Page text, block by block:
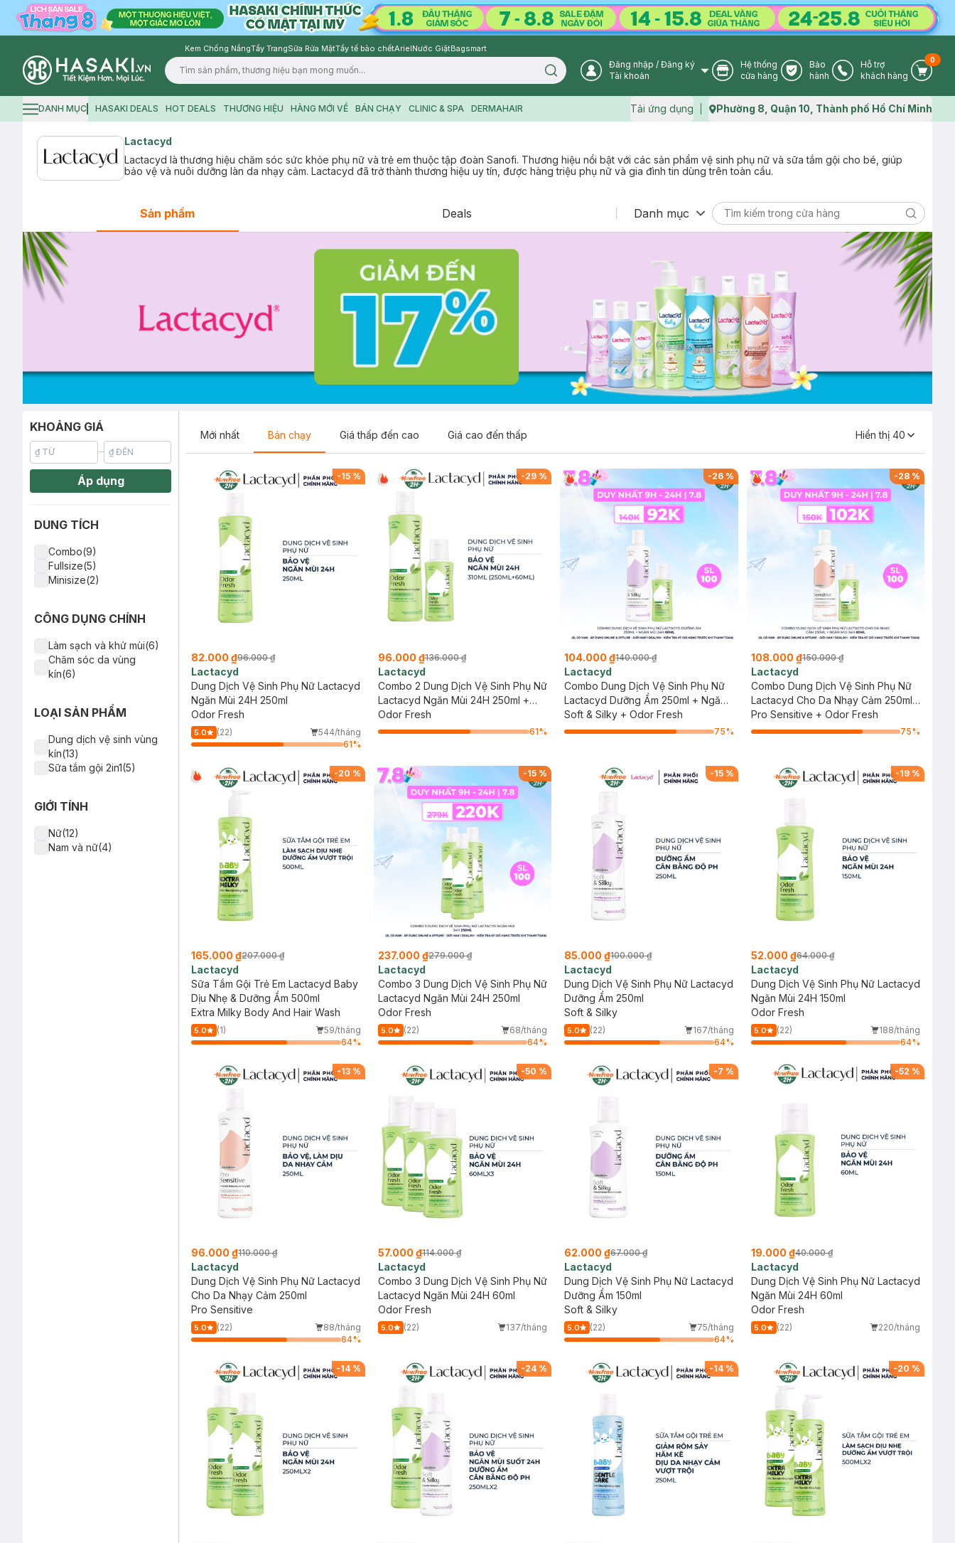
Kem Chống NắngTẩy TrangSữa Rửa MặtTẩy tế bào chếtArielNước GiặtBagsmart
Logo
Search icon User Icon
Đăng nhập / Đăng ký
Tài khoản
Store Icon
Hệ thống
cửa hàng
Warranty Icon
Bảo
hành
Phone Icon
Hỗ trợ
khách hàng
Cart
0
Hamburger icon
DANH MỤC HASAKI DEALS HOT DEALS THƯƠNG HIỆU HÀNG MỚI VỀ BÁN CHẠY CLINIC & SPA DERMAHAIR Tải ứng dụng Map icon
Phường 8, Quận 10, Thành phố Hồ Chí Minh
Lactacyd
Lactacyd là thương hiệu chăm sóc sức khỏe phụ nữ và trẻ em thuộc tập đoàn Sanofi. Thương hiệu nổi bật với các sản phẩm vệ sinh phụ nữ và sữa tắm gội cho bé, giúp
bảo vệ và nuôi dưỡng làn da nhạy cảm. Lactacyd đã trở thành thương hiệu uy tín, được hàng triệu phụ nữ và gia đình tin dùng trên toàn cầu.
Sản phẩm Deals Danh mục Search
KHOẢNG GIÁ
Áp dụng
DUNG TÍCH
Combo(9)
Fullsize(5)
Minisize(2)
CÔNG DỤNG CHÍNH
Làm sạch và khử mùi(6)
Chăm sóc da vùng
kín(6)
LOẠI SẢN PHẨM
Dung dịch vệ sinh vùng
kín(13)
Sữa tắm gội 2in1(5)
GIỚI TÍNH
Nữ(12)
Nam và nữ(4)
Mới nhất Bán chạy Giá thấp đến cao Giá cao đến thấp Hiển thị 40
-15%
82.000 ₫96.000 ₫
Lactacyd
Dung Dịch Vệ Sinh Phụ Nữ Lactacyd
Ngăn Mùi 24H 250ml
Odor Fresh
5.0 (22)
544/tháng
61%
-29 %
96.000 ₫136.000 ₫
Lactacyd
Combo 2 Dung Dịch Vệ Sinh Phụ Nữ
Lactacyd Ngăn Mùi 24H 250ml +
60ml
Odor Fresh
61%
-26%
104.000 ₫140.000 ₫
Lactacyd
Combo Dung Dịch Vệ Sinh Phụ Nữ
Lactacyd Dưỡng Ẩm 250ml + Ngăn
Mùi 24H 60ml
Soft & Silky + Odor Fresh
75%
-28 %
108.000 ₫150.000 ₫
Lactacyd
Combo Dung Dịch Vệ Sinh Phụ Nữ
Lactacyd Cho Da Nhạy Cảm 250ml
+ Ngăn Mùi 24H 60ml
Pro Sensitive + Odor Fresh
75%
-20 %
165.000 ₫207.000 ₫
Lactacyd
Sữa Tắm Gội Trẻ Em Lactacyd Baby
Dịu Nhẹ & Dưỡng Ẩm 500ml
Extra Milky Body And Hair Wash
5.0 (1)
59/tháng
64%
-15 %
237.000 ₫279.000 ₫
Lactacyd
Combo 3 Dung Dịch Vệ Sinh Phụ Nữ
Lactacyd Ngăn Mùi 24H 250ml
Odor Fresh
5.0 (22)
68/tháng
64%
-15%
85.000 ₫100.000 ₫
Lactacyd
Dung Dịch Vệ Sinh Phụ Nữ Lactacyd
Dưỡng Ẩm 250ml
Soft & Silky
5.0 (22)
167/tháng
64%
-19 %
52.000 ₫64.000 ₫
Lactacyd
Dung Dịch Vệ Sinh Phụ Nữ Lactacyd
Ngăn Mùi 24H 150ml
Odor Fresh
5.0 (22)
188/tháng
64%
-13%
96.000 ₫110.000 ₫
Lactacyd
Dung Dịch Vệ Sinh Phụ Nữ Lactacyd
Cho Da Nhạy Cảm 250ml
Pro Sensitive
5.0 (22)
88/tháng
64%
-50 %
57.000 ₫114.000 ₫
Lactacyd
Combo 3 Dung Dịch Vệ Sinh Phụ Nữ
Lactacyd Ngăn Mùi 24H 60ml
Odor Fresh
5.0 (22) 137/tháng
-7 %
62.000 ₫67.000 ₫
Lactacyd
Dung Dịch Vệ Sinh Phụ Nữ Lactacyd
Dưỡng Ẩm 150ml
Soft & Silky
5.0 (22)
75/tháng
64%
-52 %
19.000 ₫40.000 ₫
Lactacyd
Dung Dịch Vệ Sinh Phụ Nữ Lactacyd
Ngăn Mùi 24H 60ml
Odor Fresh
5.0 (22) 220/tháng
-14% -24 % -14% -20 %